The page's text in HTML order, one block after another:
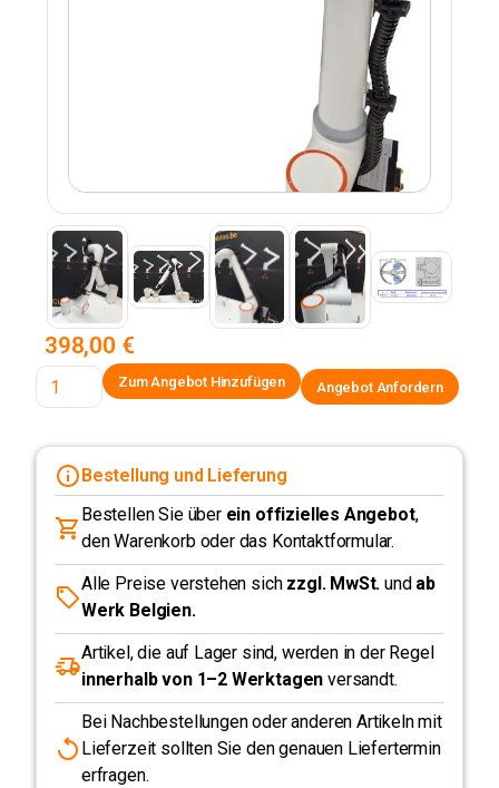
398,00 €
Angebot Anfordern
Bestellung und Lieferung
Bestellen Sie über ein offizielles Angebot,
den Warenkorb oder das Kontaktformular.
Alle Preise verstehen sich zzgl. MwSt. und ab
Werk Belgien.
Artikel, die auf Lager sind, werden in der Regel
innerhalb von 1–2 Werktagen versandt.
Bei Nachbestellungen oder anderen Artikeln mit
Lieferzeit sollten Sie den genauen Liefertermin
erfragen.